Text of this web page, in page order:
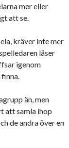
mer eller
att se.
kräver inte mer
läser
igenom
än, men
att samla ihop
de andra över en